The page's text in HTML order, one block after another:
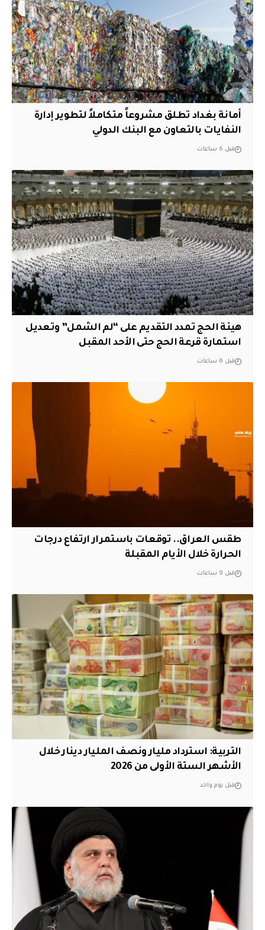
أمانة بغداد تطلق مشروعاً متكاملاً لتطوير إدارة
النفايات بالتعاون مع البنك الدولي
قبل 6 ساعات
هيئة الحج تمدد التقديم على “لم الشمل” وتعديل
استمارة قرعة الحج حتى الأحد المقبل
قبل 6 ساعات
طقس العراق.. توقعات باستمرار ارتفاع درجات
الحرارة خلال الأيام المقبلة
قبل 9 ساعات
التربية: استرداد مليار ونصف المليار دينار خلال
الأشهر الستة الأولى من 2026
قبل يوم واحد